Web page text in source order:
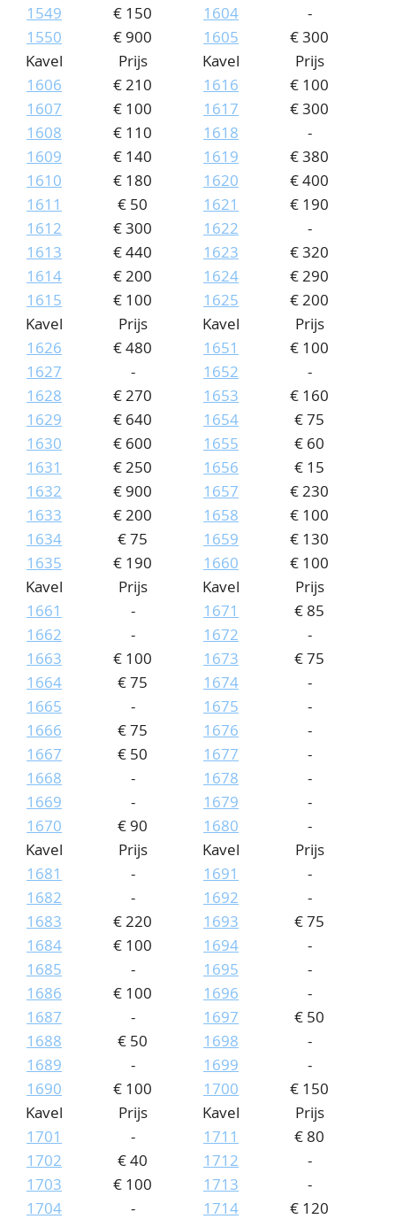
1549
€ 150
1550
€ 900
1604
-
1605
€ 300
Kavel
Prijs
1606
€ 210
1607
€ 100
1608
€ 110
1609
€ 140
1610
€ 180
1611
€ 50
1612
€ 300
1613
€ 440
1614
€ 200
1615
€ 100
Kavel
Prijs
1616
€ 100
1617
€ 300
1618
-
1619
€ 380
1620
€ 400
1621
€ 190
1622
-
1623
€ 320
1624
€ 290
1625
€ 200
Kavel
Prijs
1626
€ 480
1627
-
1628
€ 270
1629
€ 640
1630
€ 600
1631
€ 250
1632
€ 900
1633
€ 200
1634
€ 75
1635
€ 190
Kavel
Prijs
1651
€ 100
1652
-
1653
€ 160
1654
€ 75
1655
€ 60
1656
€ 15
1657
€ 230
1658
€ 100
1659
€ 130
1660
€ 100
Kavel
Prijs
1661
-
1662
-
1663
€ 100
1664
€ 75
1665
-
1666
€ 75
1667
€ 50
1668
-
1669
-
1670
€ 90
Kavel
Prijs
1671
€ 85
1672
-
1673
€ 75
1674
-
1675
-
1676
-
1677
-
1678
-
1679
-
1680
-
Kavel
Prijs
1681
-
1682
-
1683
€ 220
1684
€ 100
1685
-
1686
€ 100
1687
-
1688
€ 50
1689
-
1690
€ 100
Kavel
Prijs
1691
-
1692
-
1693
€ 75
1694
-
1695
-
1696
-
1697
€ 50
1698
-
1699
-
1700
€ 150
Kavel
Prijs
1701
-
1702
€ 40
1703
€ 100
1704
-
Kavel
Prijs
1711
€ 80
1712
-
1713
-
1714
€ 120